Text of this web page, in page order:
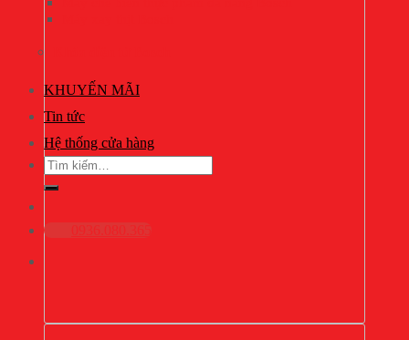
KHUYẾN MÃI
Tin tức
Hệ thống cửa hàng
Tìm
kiếm: